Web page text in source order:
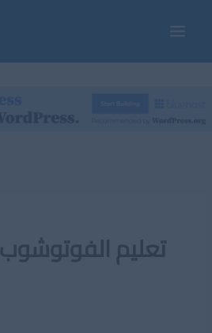
Main
تعليم الفوتوشوب